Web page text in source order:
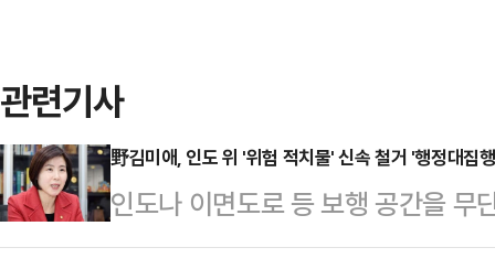
관련기사
野김미애, 인도 위 '위험 적치물' 신속 철거 '행정대집
인도나 이면도로 등 보행 공간을 무
민의 안전이 급박하게 위협받을 경